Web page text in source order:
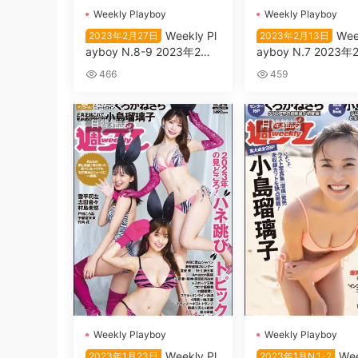
Wеekly Plаyboy
2023年2月27日
Wеekly Pl
аyboy N.8-9 2023年2月2
7日466
Wеekly Plаyboy
2023年2月13日
аyboy N.7 2023年
日459
日韓雜誌
Wеekly Plаyboy
日韓雜誌
Wеekly Plаyboy